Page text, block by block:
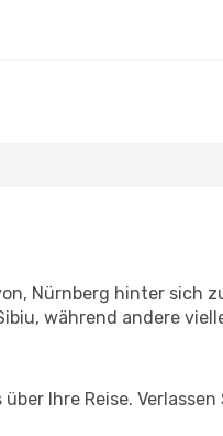
Nürnberg hinter sich
während andere
Ihre Reise.